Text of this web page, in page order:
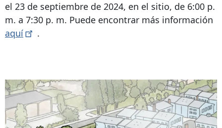
el 23 de septiembre de 2024, en el sitio, de 6:00 p.
m. a 7:30 p. m. Puede encontrar más información
aquí
.